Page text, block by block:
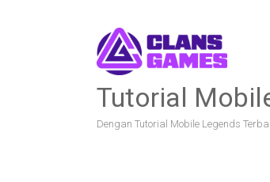
Tutorial
Dengan Tutorial Mobile Legends